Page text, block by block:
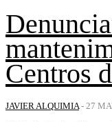
Centros
JAVIER ALQUIMIA - 27